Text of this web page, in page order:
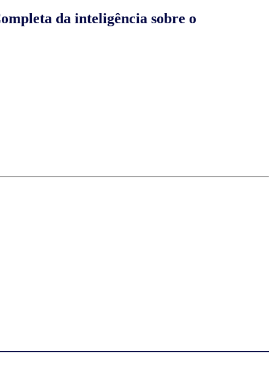
da inteligência sobre o